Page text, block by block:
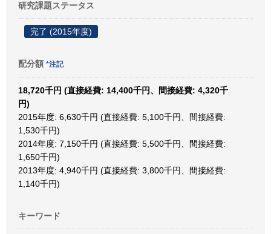
研究課題ステータス
完了 (2015年度)
配分額 *注記
18,720千円 (直接経費: 14,400千円、間接経費: 4,320千
円)
2015年度: 6,630千円 (直接経費: 5,100千円、間接経費:
1,530千円)
2014年度: 7,150千円 (直接経費: 5,500千円、間接経費:
1,650千円)
2013年度: 4,940千円 (直接経費: 3,800千円、間接経費:
1,140千円)
キーワード